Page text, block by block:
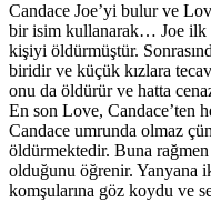
Candace Joe’yi bulur ve
bir isim kullanarak… Joe ilk
kişiyi öldürmüştür.
biridir ve küçük kızlara
onu da öldürür ve hatta
En son Love, Candace’ten
Candace umrunda olmaz
öldürmektedir. Buna
olduğunu öğrenir. Yanyana
komşularına göz koydu ve